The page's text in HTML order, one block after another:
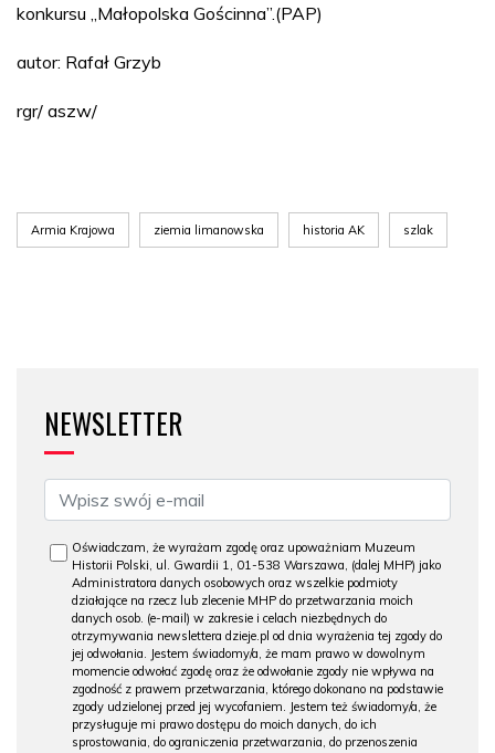
konkursu „Małopolska Gościnna”.(PAP)
autor: Rafał Grzyb
rgr/ aszw/
Armia Krajowa ziemia limanowska historia AK szlak
NEWSLETTER
Oświadczam, że wyrażam zgodę oraz upoważniam Muzeum
Historii Polski, ul. Gwardii 1, 01-538 Warszawa, (dalej MHP) jako
Administratora danych osobowych oraz wszelkie podmioty
działające na rzecz lub zlecenie MHP do przetwarzania moich
danych osob. (e-mail) w zakresie i celach niezbędnych do
otrzymywania newslettera dzieje.pl od dnia wyrażenia tej zgody do
jej odwołania. Jestem świadomy/a, że mam prawo w dowolnym
momencie odwołać zgodę oraz że odwołanie zgody nie wpływa na
zgodność z prawem przetwarzania, którego dokonano na podstawie
zgody udzielonej przed jej wycofaniem. Jestem też świadomy/a, że
przysługuje mi prawo dostępu do moich danych, do ich
sprostowania, do ograniczenia przetwarzania, do przenoszenia